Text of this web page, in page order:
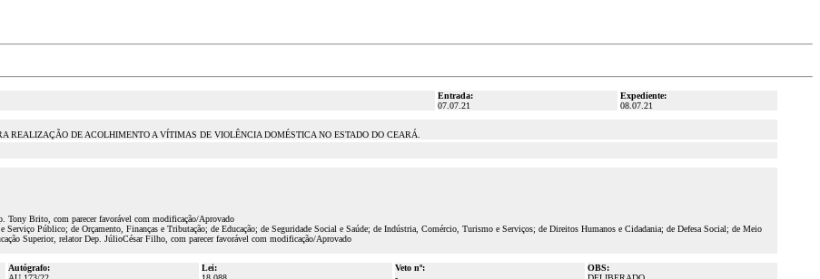
Entrada:
07.07.21
Expediente:
08.07.21
REALIZAÇÃO DE ACOLHIMENTO A VÍTIMAS DE VIOLÊNCIA DOMÉSTICA NO ESTADO DO CEARÁ.
Tony Brito, com parecer favorável com modificação/Aprovado
Público; de Orçamento, Finanças e Tributação; de Educação; de Seguridade Social e Saúde; de Indústria, Comércio, Turismo e Serviços; de Direitos Humanos e Cidadania; de Defesa Social; de Meio
Superior, relator Dep. JúlioCésar Filho, com parecer favorável com modificação/Aprovado
Autógrafo:
Lei:
Veto nº:
OBS: